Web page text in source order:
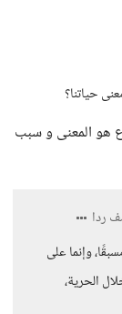
حياتنا؟
هو المعنى و سبب
ردا
وإنما على
الحرية،